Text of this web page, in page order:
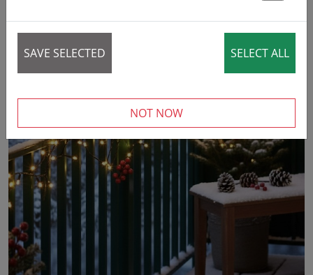
‹ ›
SAVE SELECTED SELECT ALL
NOT NOW